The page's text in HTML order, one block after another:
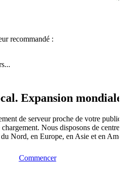
recommandé :
Expansion
de serveur proche de votre
Nous disposons de
Nord, en Europe, en Asie et en
Commencer